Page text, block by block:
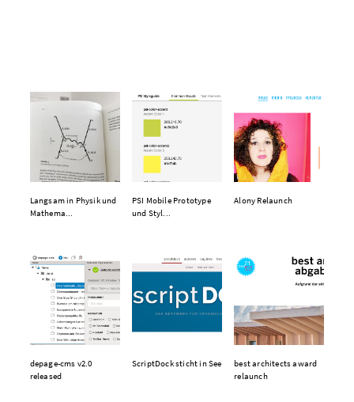
Langsam in Physik und
Mathema...
PSI Mobile Prototype
und Styl...
Alony Relaunch
depage-cms v2.0
released
ScriptDock sticht in See
best architects award
relaunch